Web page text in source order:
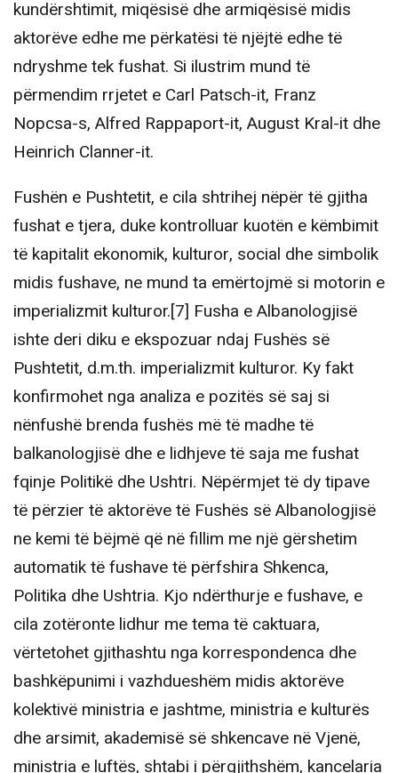
kundërshtimit, miqësisë dhe armiqësisë midis
aktorëve edhe me përkatësi të njëjtë edhe të
ndryshme tek fushat. Si ilustrim mund të
përmendim rrjetet e Carl Patsch-it, Franz
Nopcsa-s, Alfred Rappaport-it, August Kral-it dhe
Heinrich Clanner-it.
Fushën e Pushtetit, e cila shtrihej nëpër të gjitha
fushat e tjera, duke kontrolluar kuotën e këmbimit
të kapitalit ekonomik, kulturor, social dhe simbolik
midis fushave, ne mund ta emërtojmë si motorin e
imperializmit kulturor.[7] Fusha e Albanologjisë
ishte deri diku e ekspozuar ndaj Fushës së
Pushtetit, d.m.th. imperializmit kulturor. Ky fakt
konfirmohet nga analiza e pozitës së saj si
nënfushë brenda fushës më të madhe të
balkanologjisë dhe e lidhjeve të saja me fushat
fqinje Politikë dhe Ushtri. Nëpërmjet të dy tipave
të përzier të aktorëve të Fushës së Albanologjisë
ne kemi të bëjmë që në fillim me një gërshetim
automatik të fushave të përfshira Shkenca,
Politika dhe Ushtria. Kjo ndërthurje e fushave, e
cila zotëronte lidhur me tema të caktuara,
vërtetohet gjithashtu nga korrespondenca dhe
bashkëpunimi i vazhdueshëm midis aktorëve
kolektivë ministria e jashtme, ministria e kulturës
dhe arsimit, akademisë së shkencave në Vjenë,
ministria e luftës, shtabi i përgjithshëm, kancelaria